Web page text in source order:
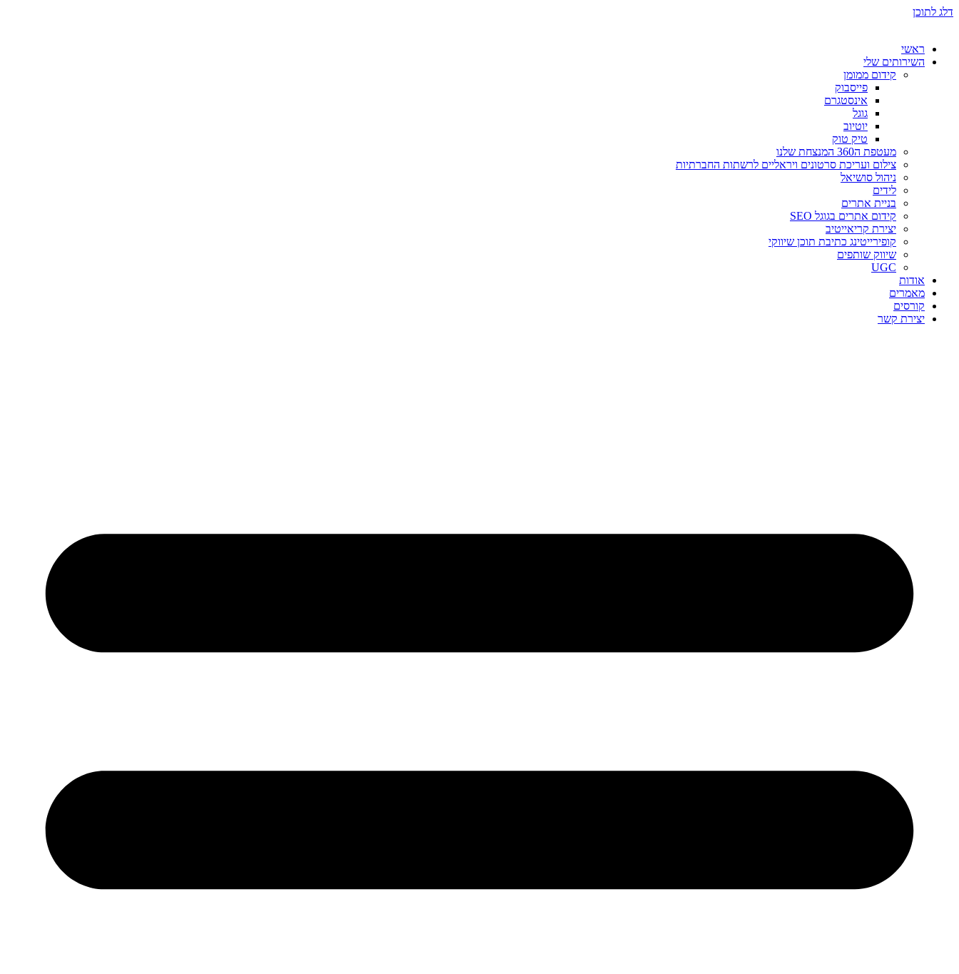
דלג לתוכן
ראשי
השירותים שלי
קידום ממומן
פייסבוק
אינסטגרם
גוגל
יוטיוב
טיק טוק
מעטפת ה360 המנצחת שלנו
צילום ועריכת סרטונים ויראליים לרשתות החברתיות
ניהול סושיאל
לידים
בניית אתרים
קידום אתרים בגוגל SEO
יצירת קריאייטיב
קופירייטינג כתיבת תוכן שיווקי
שיווק שותפים
UGC
אודות
מאמרים
קורסים
יצירת קשר